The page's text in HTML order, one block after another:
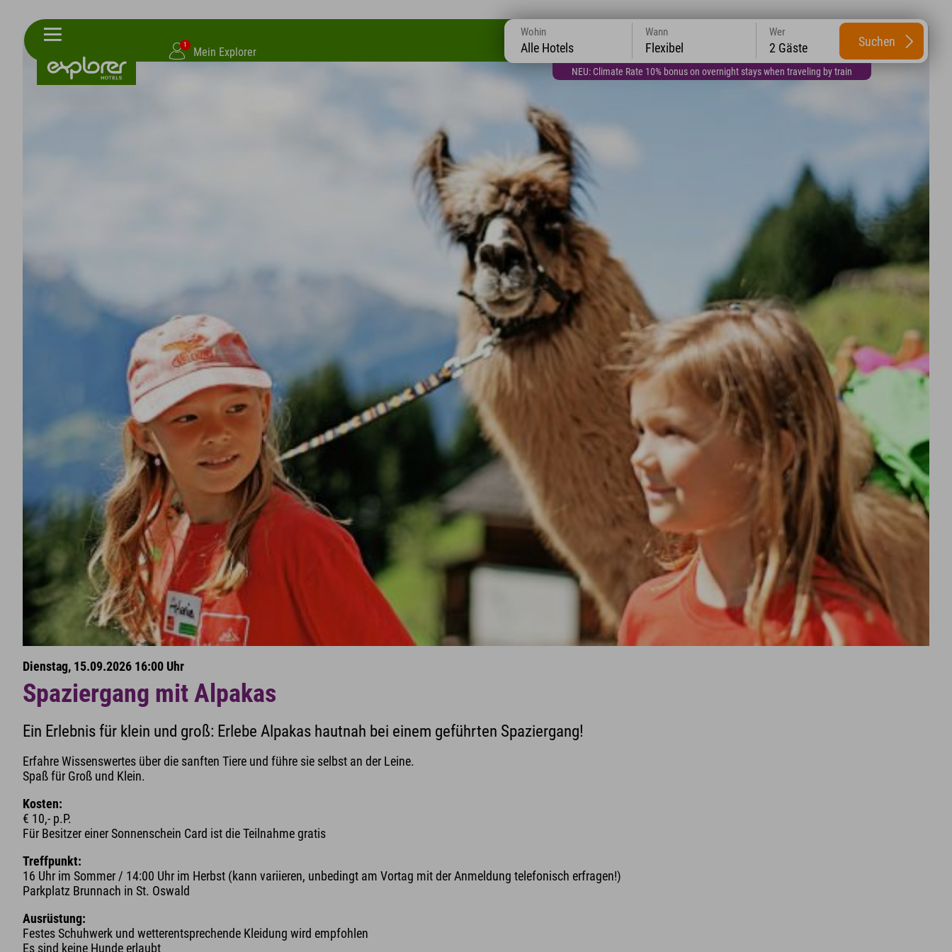
1
Mein Explorer
NEU: Climate Rate 10% bonus on overnight stays when traveling by train
Wohin
Alle Hotels
Wann
Flexibel
Wer
2 Gäste Suchen
Dienstag, 15.09.2026 16:00 Uhr
Spaziergang mit Alpakas
Ein Erlebnis für klein und groß: Erlebe Alpakas hautnah bei einem geführten Spaziergang!
Erfahre Wissenswertes über die sanften Tiere und führe sie selbst an der Leine.
Spaß für Groß und Klein.
Kosten:
€ 10,- p.P.
Für Besitzer einer Sonnenschein Card ist die Teilnahme gratis
Treffpunkt:
16 Uhr im Sommer / 14:00 Uhr im Herbst (kann variieren, unbedingt am Vortag mit der Anmeldung telefonisch erfragen!)
Parkplatz Brunnach in St. Oswald
Ausrüstung:
Festes Schuhwerk und wetterentsprechende Kleidung wird empfohlen
Es sind keine Hunde erlaubt